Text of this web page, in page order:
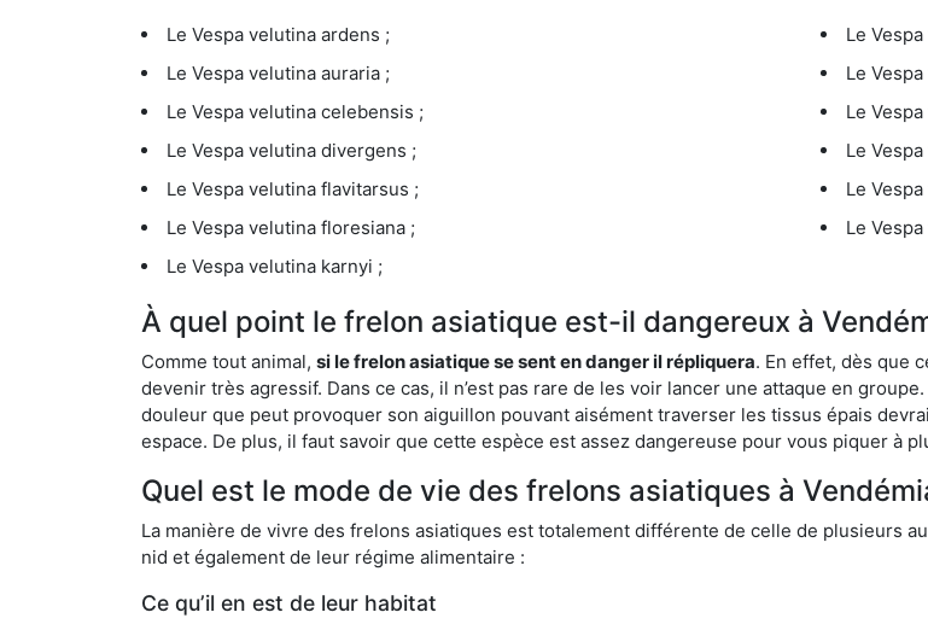
Le Vespa velutina ardens ;
Le Vespa velutina auraria ;
Le Vespa velutina celebensis ;
Le Vespa velutina divergens ;
Le Vespa velutina flavitarsus ;
Le Vespa velutina floresiana ;
Le Vespa velutina karnyi ;
Le
Le
Le
Le
Le
Le
À quel point le frelon asiatique est-il dangereux à
Comme tout animal, si le frelon asiatique se sent en danger il répliquera. En effet, dès que
devenir très agressif. Dans ce cas, il n’est pas rare de les voir lancer une attaque en
douleur que peut provoquer son aiguillon pouvant aisément traverser les tissus épais
espace. De plus, il faut savoir que cette espèce est assez dangereuse pour vous piquer à
Quel est le mode de vie des frelons asiatiques à
La manière de vivre des frelons asiatiques est totalement différente de celle de plusieurs
nid et également de leur régime alimentaire :
Ce qu’il en est de leur habitat